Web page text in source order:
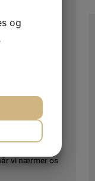
Haderslev d.
du skal holde
af hold inden
fantastisk
vi nærmer os
og